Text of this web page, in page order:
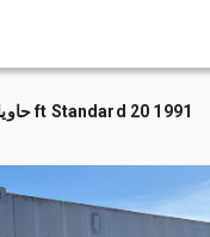
1991 20 ft Standard حاويات تخزين